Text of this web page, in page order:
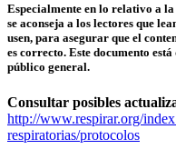
Especialmente en lo relativo a
se aconseja a los lectores que
usen, para asegurar que el
es correcto. Este documento
público general.
Consultar posibles
http://www.respirar.org/
respiratorias/protocolos